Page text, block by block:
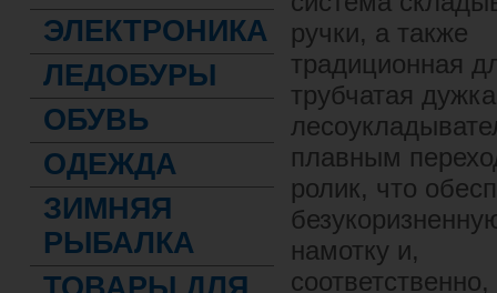
ЭЛЕКТРОНИКА
ЛЕДОБУРЫ
ОБУВЬ
ОДЕЖДА
ЗИМНЯЯ
РЫБАЛКА
ручки, а также
традиционная
трубчатая дужка
плавным
ролик, что
намотку и,
соответственно,